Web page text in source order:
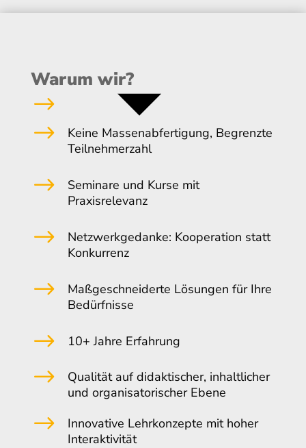
Warum wir?
$
$
Keine Massenabfertigung, Begrenzte
Teilnehmerzahl
$
Seminare und Kurse mit
Praxisrelevanz
$
Netzwerkgedanke: Kooperation statt
Konkurrenz
$
Maßgeschneiderte Lösungen für Ihre
Bedürfnisse
$ 10+ Jahre Erfahrung
$
Qualität auf didaktischer, inhaltlicher
und organisatorischer Ebene
$
Innovative Lehrkonzepte mit hoher
Interaktivität